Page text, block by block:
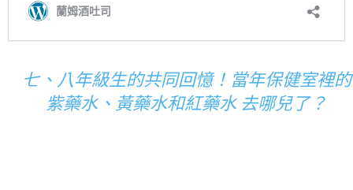
七、八年級生的共同回憶！當年保健室裡的
紫藥水、黃藥水和紅藥水 去哪兒了？